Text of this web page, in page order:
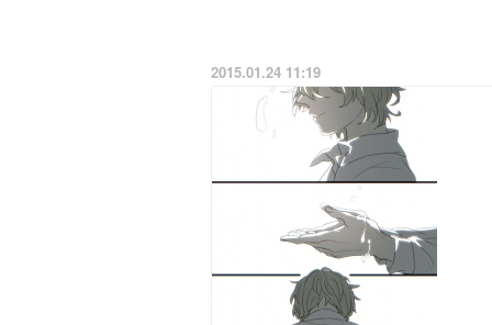
2015.01.24 11:19